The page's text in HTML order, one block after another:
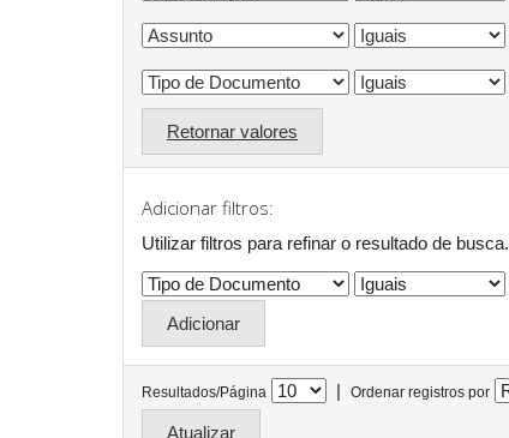
Retornar valores
Adicionar filtros:
Utilizar filtros para refinar o resultado de busca.
Resultados/Página | Ordenar registros por